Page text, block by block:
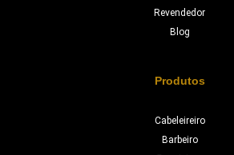
Revendedor
Blog
Produtos
Cabeleireiro
Barbeiro